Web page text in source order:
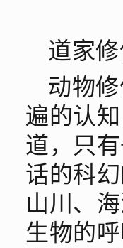
道家
动物
遍的认
道，只
话的科
山川、
生物的